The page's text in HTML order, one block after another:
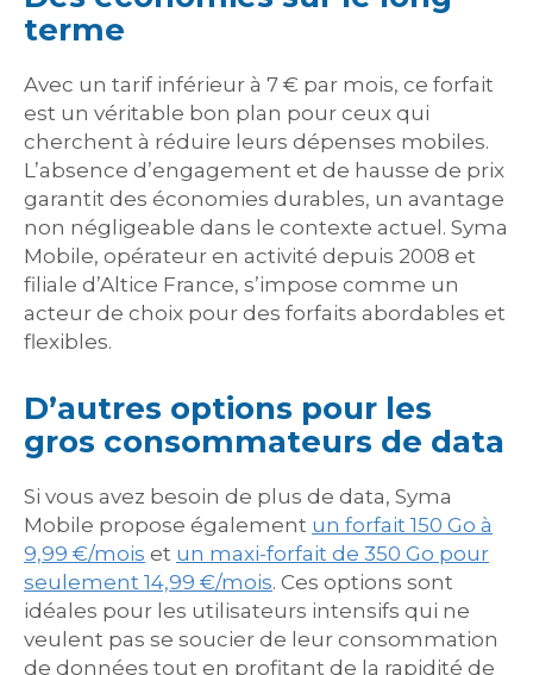
terme
Avec un tarif inférieur à 7 € par mois, ce forfait
est un véritable bon plan pour ceux qui
cherchent à réduire leurs dépenses mobiles.
L’absence d’engagement et de hausse de prix
garantit des économies durables, un avantage
non négligeable dans le contexte actuel. Syma
Mobile, opérateur en activité depuis 2008 et
filiale d’Altice France, s’impose comme un
acteur de choix pour des forfaits abordables et
flexibles.
D’autres options pour les
gros consommateurs de data
Si vous avez besoin de plus de data, Syma
Mobile propose également un forfait 150 Go à
9,99 €/mois et un maxi-forfait de 350 Go pour
seulement 14,99 €/mois. Ces options sont
idéales pour les utilisateurs intensifs qui ne
veulent pas se soucier de leur consommation
de données tout en profitant de la rapidité de